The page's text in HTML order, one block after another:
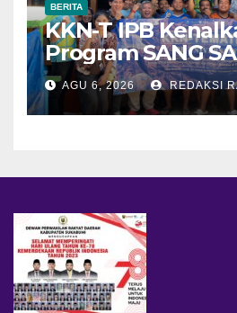
BERITA
KKN-T IPB
Program SANG
Desa
Ubah Sampah
Ekonomi
AGU 6, 2026 REDAKSI